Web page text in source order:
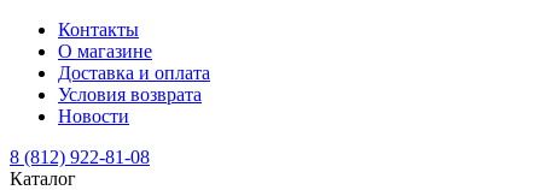
Контакты
О магазине
Доставка и оплата
Условия возврата
Новости
8 (812) 922-81-08
Каталог